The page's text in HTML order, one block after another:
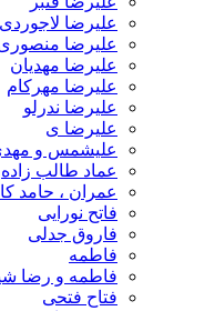
علیرضا لاجوردی
علیرضا
علیرضا مهدیان
علیرضا مهرکام
علیرضا ندرلو
علیرضا ی
علیشمس و
عماد طالب زاده
عمران ، حامد
فاتح نورایی
فاروق جدلی
فاطمه
فاطمه و رضا
فتاح فتحی